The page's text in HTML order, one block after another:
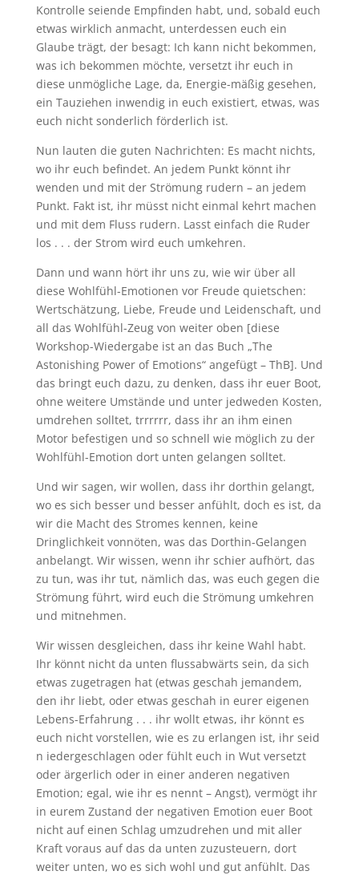
Kontrolle seiende Empfinden habt, und, sobald euch
etwas wirklich anmacht, unterdessen euch ein
Glaube trägt, der besagt: Ich kann nicht bekommen,
was ich bekommen möchte, versetzt ihr euch in
diese unmögliche Lage, da, Energie-mäßig gesehen,
ein Tauziehen inwendig in euch existiert, etwas, was
euch nicht sonderlich förderlich ist.
Nun lauten die guten Nachrichten: Es macht nichts,
wo ihr euch befindet. An jedem Punkt könnt ihr
wenden und mit der Strömung rudern – an jedem
Punkt. Fakt ist, ihr müsst nicht einmal kehrt machen
und mit dem Fluss rudern. Lasst einfach die Ruder
los . . . der Strom wird euch umkehren.
Dann und wann hört ihr uns zu, wie wir über all
diese Wohlfühl-Emotionen vor Freude quietschen:
Wertschätzung, Liebe, Freude und Leidenschaft, und
all das Wohlfühl-Zeug von weiter oben [diese
Workshop-Wiedergabe ist an das Buch „The
Astonishing Power of Emotions“ angefügt – ThB]. Und
das bringt euch dazu, zu denken, dass ihr euer Boot,
ohne weitere Umstände und unter jedweden Kosten,
umdrehen solltet, trrrrrr, dass ihr an ihm einen
Motor befestigen und so schnell wie möglich zu der
Wohlfühl-Emotion dort unten gelangen solltet.
Und wir sagen, wir wollen, dass ihr dorthin gelangt,
wo es sich besser und besser anfühlt, doch es ist, da
wir die Macht des Stromes kennen, keine
Dringlichkeit vonnöten, was das Dorthin-Gelangen
anbelangt. Wir wissen, wenn ihr schier aufhört, das
zu tun, was ihr tut, nämlich das, was euch gegen die
Strömung führt, wird euch die Strömung umkehren
und mitnehmen.
Wir wissen desgleichen, dass ihr keine Wahl habt.
Ihr könnt nicht da unten flussabwärts sein, da sich
etwas zugetragen hat (etwas geschah jemandem,
den ihr liebt, oder etwas geschah in eurer eigenen
Lebens-Erfahrung . . . ihr wollt etwas, ihr könnt es
euch nicht vorstellen, wie es zu erlangen ist, ihr seid
n iedergeschlagen oder fühlt euch in Wut versetzt
oder ärgerlich oder in einer anderen negativen
Emotion; egal, wie ihr es nennt – Angst), vermögt ihr
in eurem Zustand der negativen Emotion euer Boot
nicht auf einen Schlag umzudrehen und mit aller
Kraft voraus auf das da unten zuzusteuern, dort
weiter unten, wo es sich wohl und gut anfühlt. Das